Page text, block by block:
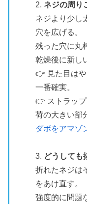
2.ネジの周り
ネジより少し
穴を広げる。
残った穴に丸
乾燥後に新し
👉 見た目は
一番確実。
👉 ストラッ
荷の大きい部
ダボをアマゾ
3. どうしても
折れたネジは
をあけ直す。
強度的に問題